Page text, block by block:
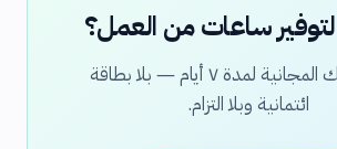
ساعات من العمل؟
ابدأ تجربتك المجانية لمدة ٧ أيام — بلا بطاقة
ائتمانية وبلا التزام.